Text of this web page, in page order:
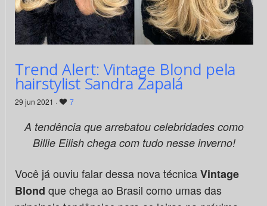
Trend Alert: Vintage Blond pela
hairstylist Sandra Zapalá
29 jun 2021 · 7
A tendência que arrebatou celebridades como
Billie Eilish chega com tudo nesse inverno!
Você já ouviu falar dessa nova técnicaVintage
Blond que chega ao Brasil como umas das